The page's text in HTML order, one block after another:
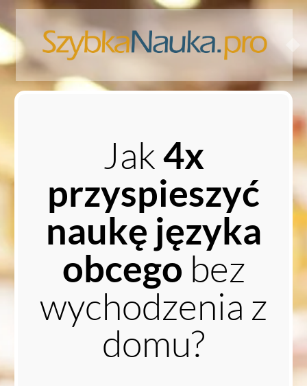
Jak 4x
przyspieszyć
naukę języka
obcego bez
wychodzenia z
domu?